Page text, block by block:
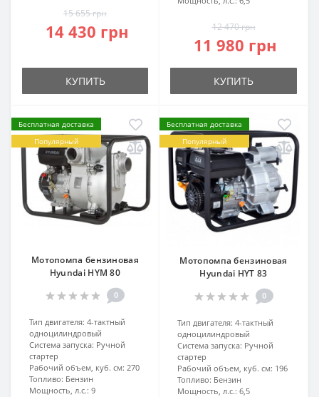
15 655 грн
14 430 грн
КУПИТЬ
12 470 грн
11 980 грн
КУПИТЬ
Бесплатная доставка
Популярный
Мотопомпа бензиновая
Hyundai HYM 80
0
Тип двигателя: 4-тактный
одноцилиндровый
Система запуска: Ручной
стартер
Рабочий объем, куб. см: 270
Топливо: Бензин
Мощность, л.с.: 9
Бесплатная доставка
Популярный
Мотопомпа бензиновая
Hyundai HYT 83
0
Тип двигателя: 4-тактный
одноцилиндровый
Система запуска: Ручной
стартер
Рабочий объем, куб. см: 196
Топливо: Бензин
Мощность, л.с.: 6,5